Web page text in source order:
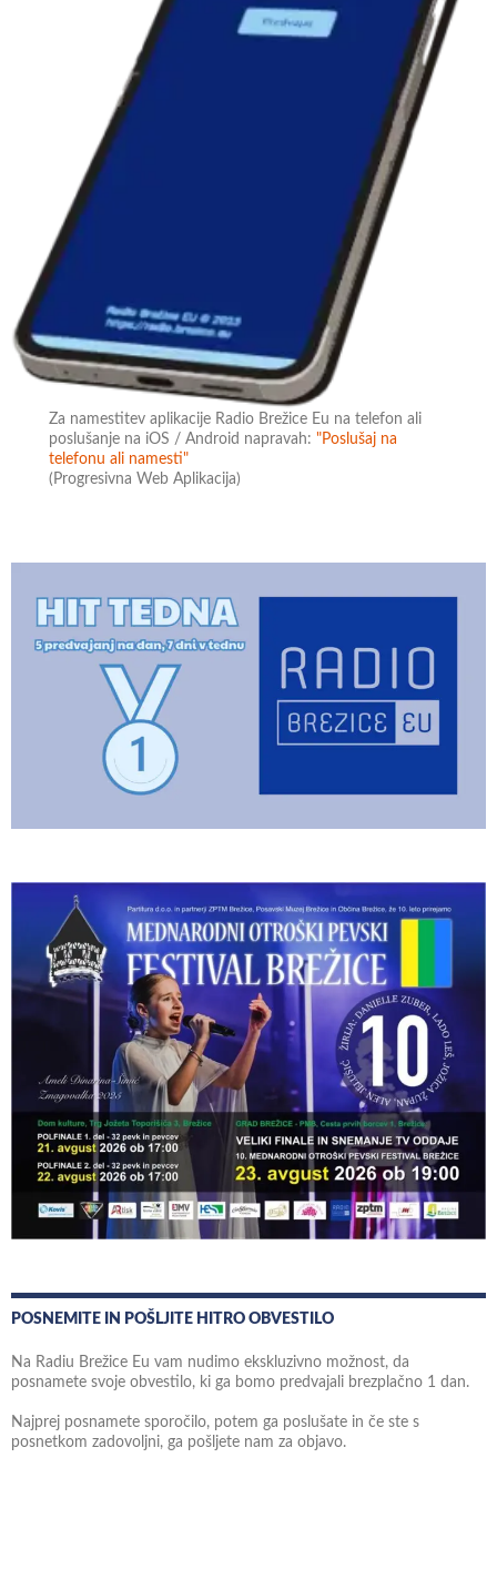
Za namestitev aplikacije Radio Brežice Eu na telefon ali
poslušanje na iOS / Android napravah:"Poslušaj na
telefonu ali namesti"
(Progresivna Web Aplikacija)
POSNEMITE IN POŠLJITE HITRO OBVESTILO
Na Radiu Brežice Eu vam nudimo ekskluzivno možnost, da
posnamete svoje obvestilo, ki ga bomo predvajali brezplačno 1 dan.
Najprej posnamete sporočilo, potem ga poslušate in če ste s
posnetkom zadovoljni, ga pošljete nam za objavo.